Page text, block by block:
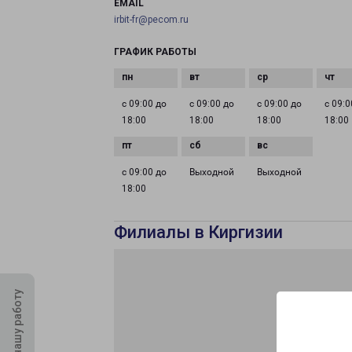
EMAIL
irbit-fr@pecom.ru
ГРАФИК РАБОТЫ
с 09:00 до
18:00
с 09:00 до
18:00
с 09:00 до
18:00
с
18:00
с 09:00 до
18:00
Выходной Выходной
Филиалы в Киргизии